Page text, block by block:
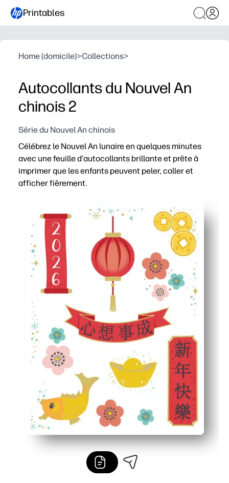
Printables
Home (domicile)>Collections>
Autocollants du Nouvel An
chinois 2
Série du Nouvel An chinois
Célébrez le Nouvel An lunaire en quelques minutes
avec une feuille d'autocollants brillante et prête à
imprimer que les enfants peuvent peler, coller et
afficher fièrement.
Sans préparation - Imprimez simplement sur du
Stimule l'engagement - des icônes ludiques invitent
Polyvalent pour les familles et les salles de classe - à
Renforcer les compétences et la culture - le pelage